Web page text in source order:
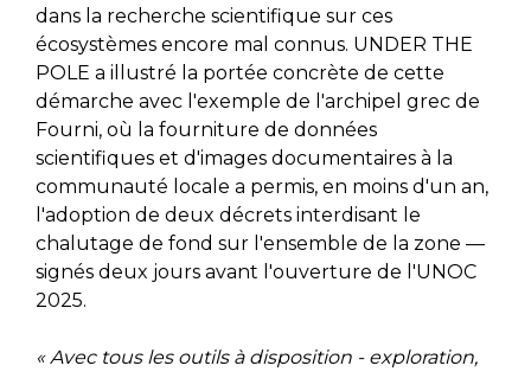
dans la recherche scientifique sur ces
écosystèmes encore mal connus. UNDER THE
POLE a illustré la portée concrète de cette
démarche avec l'exemple de l'archipel grec de
Fourni, où la fourniture de données
scientifiques et d'images documentaires à la
communauté locale a permis, en moins d'un an,
l'adoption de deux décrets interdisant le
chalutage de fond sur l'ensemble de la zone —
signés deux jours avant l'ouverture de l'UNOC
2025.
« Avec tous les outils à disposition - exploration,